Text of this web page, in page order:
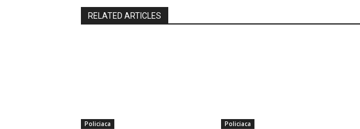
RELATED ARTICLES
Policiaca Policiaca